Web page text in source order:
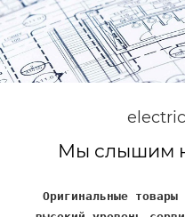
Мы слышим
Оригинальные